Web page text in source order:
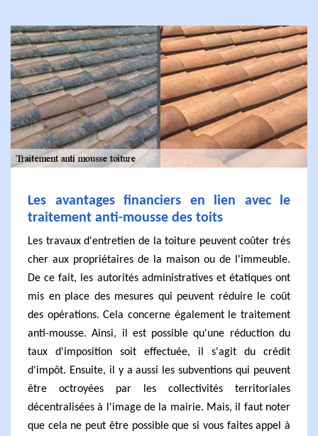
Les avantages financiers en lien avec le
traitement anti-mousse des toits
Les travaux d'entretien de la toiture peuvent coûter très
cher aux propriétaires de la maison ou de l'immeuble.
De ce fait, les autorités administratives et étatiques ont
mis en place des mesures qui peuvent réduire le coût
des opérations. Cela concerne également le traitement
anti-mousse. Ainsi, il est possible qu'une réduction du
taux d'imposition soit effectuée, il s'agit du crédit
d'impôt. Ensuite, il y a aussi les subventions qui peuvent
être octroyées par les collectivités territoriales
décentralisées à l'image de la mairie. Mais, il faut noter
que cela ne peut être possible que si vous faites appel à